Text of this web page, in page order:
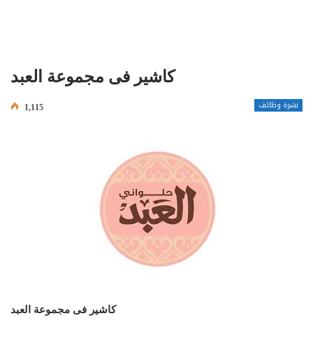
كاشير فى مجموعة العبد
نشرة وظائف 1,115
كاشير فى مجموعة العبد